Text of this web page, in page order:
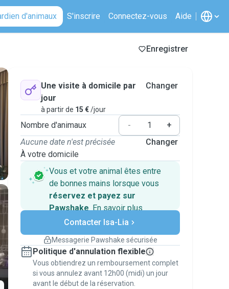
d'animaux S'inscrire Connectez-vous Aide
Enregistrer
Une visite à domicile par
jour
à partir de 15 €/jour
Changer
Nombre d'animaux -
+
Aucune date n'est précisée
À votre domicile
Changer
Vous et votre animal êtes entre
de bonnes mains lorsque vous
réservez et payez sur
Pawshake. En savoir plus
Paiements sécurisés
Assistance en cas de
Réservations couvertes par
nos garanties
Gardez tout sur Pawshake (du premier
message au paiement) pour bénéficier de la
Garantie Pawshake.
Contacter Isa-Lia
Messagerie Pawshake sécurisée
Politique d'annulation flexible
Vous obtiendrez un remboursement complet
si vous annulez avant 12h00 (midi) un jour
avant le début de la réservation.